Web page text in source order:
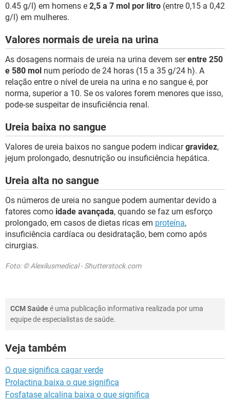
0.45 g/l) em homens e 2,5 a 7 mol por litro (entre 0,15 a 0,42
g/l) em mulheres.
Valores normais de ureia na urina
As dosagens normais de ureia na urina devem serentre 250
e 580 mol num período de 24 horas (15 a 35 g/24 h). A
relação entre o nível de ureia na urina e no sangue é, por
norma, superior a 10. Se os valores forem menores que isso,
pode-se suspeitar de insuficiência renal.
Ureia baixa no sangue
Valores de ureia baixos no sangue podem indicargravidez,
jejum prolongado, desnutrição ou insuficiência hepática.
Ureia alta no sangue
Os números de ureia no sangue podem aumentar devido a
fatores como idade avançada, quando se faz um esforço
prolongado, em casos de dietas ricas em proteína,
insuficiência cardíaca ou desidratação, bem como após
cirurgias.
Foto: © Alexilusmedical - Shutterstock.com
CCM Saúdeé uma publicação informativa realizada por uma
equipe de especialistas de saúde.
Veja também
O que significa cagar verde
Prolactina baixa o que significa
Fosfatase alcalina baixa o que significa